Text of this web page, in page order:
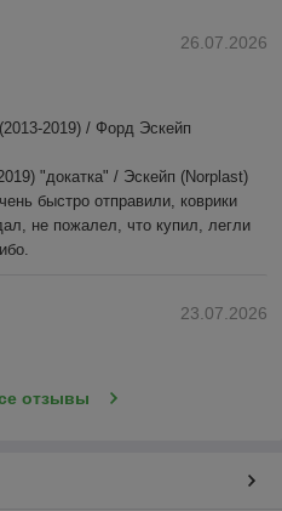
26.07.2026
2019) / Форд Эскейп
"докатка" / Эскейп (Norplast)
быстро отправили, коврики
не пожалел, что купил, легли
23.07.2026
отзывы